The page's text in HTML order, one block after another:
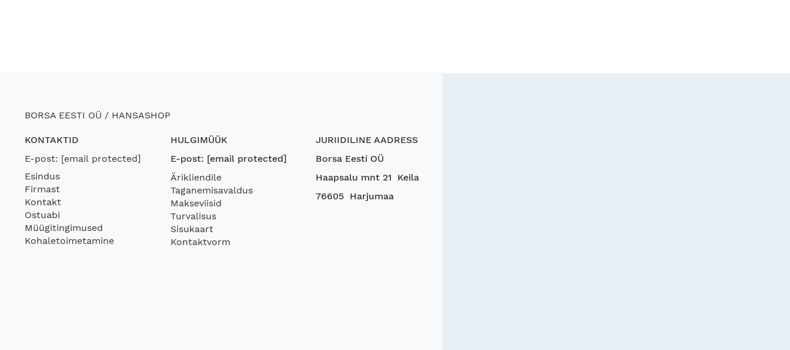
BORSA EESTI OÜ / HANSASHOP
KONTAKTID
E-post: [email protected]
Esindus
Firmast
Kontakt
Ostuabi
Müügitingimused
Kohaletoimetamine
HULGIMÜÜK
E-post: [email protected]
Ärikliendile
Taganemisavaldus
Makseviisid
Turvalisus
Sisukaart
Kontaktvorm
JURIIDILINE AADRESS
Borsa Eesti OÜ
Haapsalu mnt 21 Keila
76605 Harjumaa